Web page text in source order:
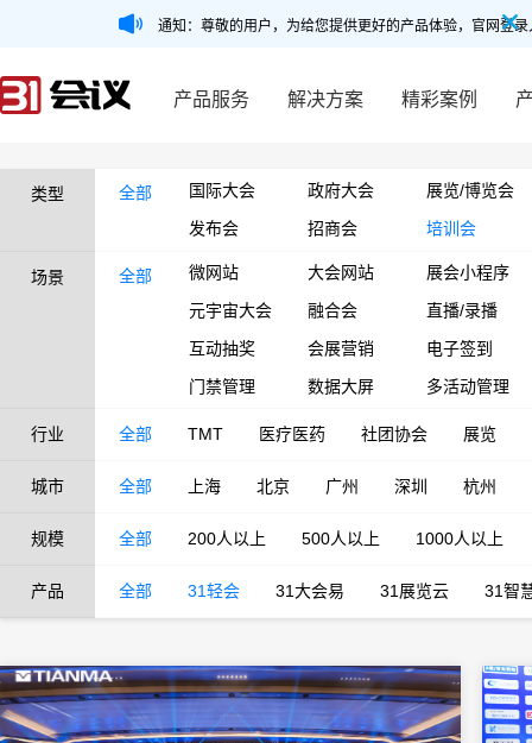
通知：尊敬的用户，为给您提供更好的产品体验，官网登
产品服务 解决方案 精彩案例
类型 全部 国际大会 政府大会
展览/博览会
发布会
招商会 培训会
场景 全部 微网站 大会网站
展会小程序
元宇宙大会
融合会
直播/录播
互动抽奖
会展营销
电子签到
门禁管理
数据大屏 多活动管理
行业 全部 TMT 医疗医药 社团协会 展览
城市 全部 上海 北京 广州 深圳 杭州
规模 全部 200人以上 500人以上 1000人以上
产品 全部 31轻会 31大会易 31展览云 31智